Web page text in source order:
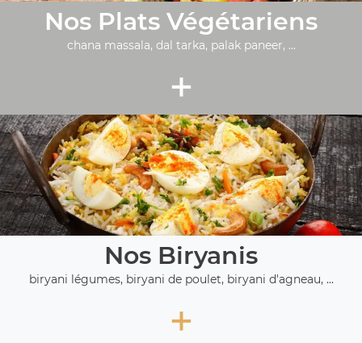
Nos Plats Végétariens
chana massala, dal tarka, palak paneer, ...
+
Nos Biryanis
biryani légumes, biryani de poulet, biryani d'agneau, ...
+